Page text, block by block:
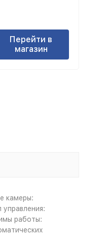
Перейти в
магазин
камеры:
работы: